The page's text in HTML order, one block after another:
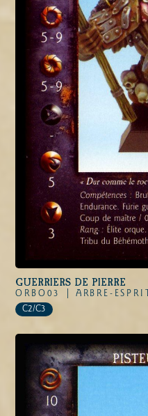
GUERRIERS DE PIERRE
ORBO03 |
ARBRE-ESPRIT
C2/C3